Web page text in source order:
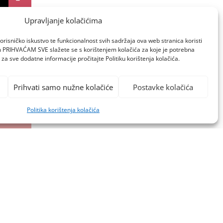
Upravljanje kolačićima
iskustvo te funkcionalnost svih sadržaja ova web stranica koristi
SVE slažete se s korištenjem kolačića za koje je potrebna
sve dodatne informacije pročitajte Politiku korištenja kolačića.
Prihvati samo nužne kolačiće Postavke kolačića
Politika korištenja kolačića